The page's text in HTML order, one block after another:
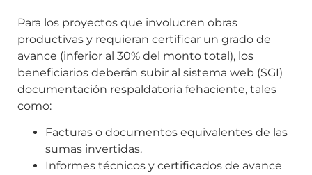
Para los proyectos que involucren obras
productivas y requieran certificar un grado de
avance (inferior al 30% del monto total), los
beneficiarios deberán subir al sistema web (SGI)
documentación respaldatoria fehaciente, tales
como:
Facturas o documentos equivalentes de las
sumas invertidas.
Informes técnicos y certificados de avance